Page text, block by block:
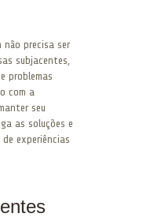
precisa ser
subjacentes,
problemas
com a
seu
as soluções e
experiências